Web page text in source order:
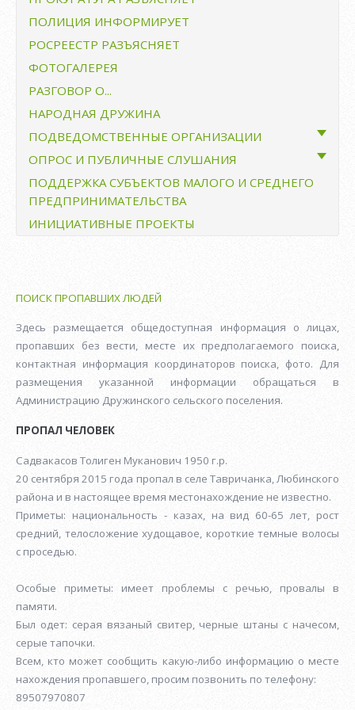
Образование
Культура
Спорт и молодежная политика
Библиотеки
МКУ "Возрождение"
ПОЛИЦИЯ ИНФОРМИРУЕТ
РОСРЕЕСТР РАЗЪЯСНЯЕТ
ФОТОГАЛЕРЕЯ
РАЗГОВОР О...
НАРОДНАЯ ДРУЖИНА
ПОДВЕДОМСТВЕННЫЕ ОРГАНИЗАЦИИ
МКУ «Возрождение»
МКП ДСП «Дружинское»
ОПРОС И ПУБЛИЧНЫЕ СЛУШАНИЯ
Публичные слушания
Общественные обсуждения
Опрос граждан
ПОДДЕРЖКА СУБЪЕКТОВ МАЛОГО И СРЕДНЕГО
ПРЕДПРИНИМАТЕЛЬСТВА
ИНИЦИАТИВНЫЕ ПРОЕКТЫ
ПОИСК ПРОПАВШИХ ЛЮДЕЙ
Здесь размещается общедоступная информация о лицах,
пропавших без вести, месте их предполагаемого поиска,
контактная информация координаторов поиска, фото. Для
размещения указанной информации обращаться в
Администрацию Дружинского сельского поселения.
ПРОПАЛ ЧЕЛОВЕК
Садвакасов Толиген Муканович 1950 г.р.
20 сентября 2015 года пропал в селе Тавричанка, Любинского
района и в настоящее время местонахождение не известно.
Приметы: национальность - казах, на вид 60-65 лет, рост
средний, телосложение худощавое, короткие темные волосы
с проседью.
Особые приметы: имеет проблемы с речью, провалы в
памяти.
Был одет: серая вязаный свитер, черные штаны с начесом,
серые тапочки.
Всем, кто может сообщить какую-либо информацию о месте
нахождения пропавшего, просим позвонить по телефону:
89507970807